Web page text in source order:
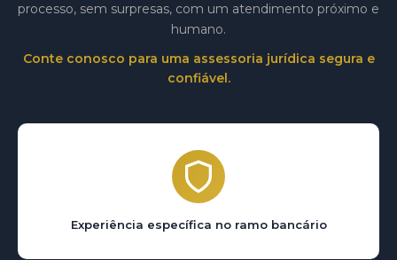
processo, sem surpresas, com um atendimento próximo e
humano.
Conte conosco para uma assessoria jurídica segura e
confiável.
Experiência específica no ramo bancário